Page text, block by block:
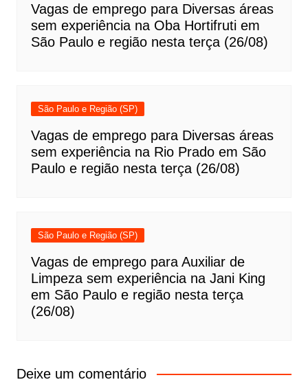
Vagas de emprego para Diversas áreas
sem experiência na Oba Hortifruti em
São Paulo e região nesta terça (26/08)
São Paulo e Região (SP)
Vagas de emprego para Diversas áreas
sem experiência na Rio Prado em São
Paulo e região nesta terça (26/08)
São Paulo e Região (SP)
Vagas de emprego para Auxiliar de
Limpeza sem experiência na Jani King
em São Paulo e região nesta terça
(26/08)
Deixe um comentário